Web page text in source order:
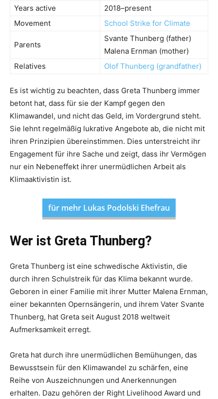
Years active
2018–present
Movement
School Strike for Climate
Parents
Svante Thunberg (father)
Malena Ernman (mother)
Relatives
Olof Thunberg (grandfather)
Es ist wichtig zu beachten, dass Greta Thunberg immer
betont hat, dass für sie der Kampf gegen den
Klimawandel, und nicht das Geld, im Vordergrund steht.
Sie lehnt regelmäßig lukrative Angebote ab, die nicht mit
ihren Prinzipien übereinstimmen. Dies unterstreicht ihr
Engagement für ihre Sache und zeigt, dass ihr Vermögen
nur ein Nebeneffekt ihrer unermüdlichen Arbeit als
Klimaaktivistin ist.
für mehr Lukas Podolski Ehefrau
Wer ist Greta Thunberg?
Greta Thunberg ist eine schwedische Aktivistin, die
durch ihren Schulstreik für das Klima bekannt wurde.
Geboren in einer Familie mit ihrer Mutter Malena Ernman,
einer bekannten Opernsängerin, und ihrem Vater Svante
Thunberg, hat Greta seit August 2018 weltweit
Aufmerksamkeit erregt.
Greta hat durch ihre unermüdlichen Bemühungen, das
Bewusstsein für den Klimawandel zu schärfen, eine
Reihe von Auszeichnungen und Anerkennungen
erhalten. Dazu gehören der Right Livelihood Award und